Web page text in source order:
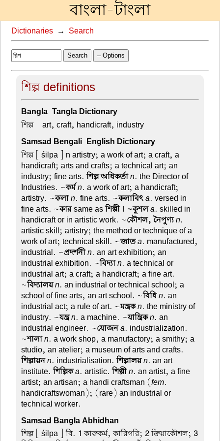
বাংলা-টাংলা
Dictionaries → Search
Search – Options
শিল্প definitions
Bangla-Tangla Dictionary
শিল্প –art, craft, handicraft, industry
Samsad Bengali-English Dictionary
শিল্প[ śilpa ] n artistry; a work of art; a craft, a
handicraft; arts and crafts; a technical art; an
industry; fine arts.শিল্প অধিকর্তাn. the Director of
Industries. ~কর্মn. a work of art; a handicraft;
artistry. ~কলাn. fine arts. ~কলাবিৎa. versed in
fine arts. ~কারsame asশিল্পী । ~কুশলa. skilled in
handicraft or in artistic work. ~কৌশল, নৈপুণ্যn.
artistic skill; artistry; the method or technique of a
work of art; technical skill. ~জাতa. manufactured,
industrial. ~প্রদর্শনীn. an art exhibition; an
industrial exhibition. ~বিদ্যাn. a technical or
industrial art; a craft; a handicraft; a fine art.
~বিদ্যালয়n. an industrial or technical school; a
school of fine arts, an art school. ~বিধিn. an
industrial act; a rule of art. ~মন্ত্রকn. the ministry of
industry. ~যন্ত্রn. a machine. ~যান্ত্রিকn. an
industrial engineer. ~যোজনa. industrialization.
~শালাn. a work shop, a manufactory; a smithy; a
studio, an atelier; a museum of arts and crafts.
শিল্পায়নn. industrialisation.শিল্পালয়n. an art
institute.শিল্পিকa. artistic.শিল্পীn. an artist, a fine
artist; an artisan; a handi craftsman (fem.
handicraftswoman); (rare) an industrial or
technical worker.
Samsad Bangla Abhidhan
শিল্প[ śilpa ] বি. 1 কারুকর্ম, কারিগরি; 2ক্রিয়াকৌশল; 3